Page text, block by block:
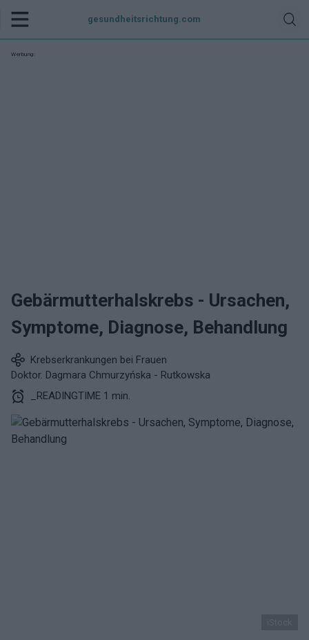
gesundheitsrichtung.com
Werbung:
Gebärmutterhalskrebs - Ursachen,
Symptome, Diagnose, Behandlung
Krebserkrankungen bei Frauen
Doktor. Dagmara Chmurzyńska - Rutkowska
_READINGTIME 1 min.